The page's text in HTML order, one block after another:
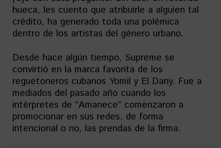
hueca, les cuento que atribuirle a alguien tal
crédito, ha generado toda una polémica
dentro de los artistas del género urbano.
Desde hace algún tiempo, Supreme se
convirtió en la marca favorita de los
reguetoneros cubanos Yomil y El Dany. Fue a
mediados del pasado año cuando los
intérpretes de “Amanece” comenzaron a
promocionar en sus redes, de forma
intencional o no, las prendas de la firma.